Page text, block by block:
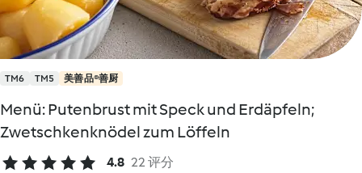
TM6 TM5 美善品®善厨
Menü: Putenbrust mit Speck und Erdäpfeln;
Zwetschkenknödel zum Löffeln
4.8 22 评分